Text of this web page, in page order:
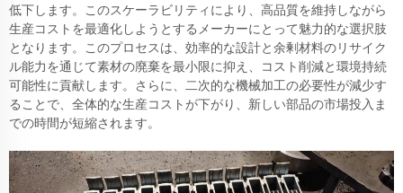
低下します。このスケーラビリティにより、高品質を維持しながら
生産コストを最適化しようとするメーカーにとって魅力的な選択肢
となります。このプロセスは、効率的な設計と余剰材料のリサイク
ル能力を通じて素材の廃棄を最小限に抑え、コスト削減と環境持続
可能性に貢献します。さらに、二次的な機械加工の必要性が減少す
ることで、全体的な生産コストが下がり、新しい部品の市場投入ま
での時間が短縮されます。